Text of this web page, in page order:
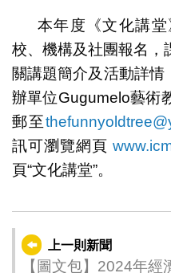
本年度《文化講
校、機構及社團報名，
關講題簡介及活動詳
辦單位Gugumelo藝術
郵至
訊可瀏覽網頁
頁“文化講堂”。
上一則新聞
【圖文包】2024年